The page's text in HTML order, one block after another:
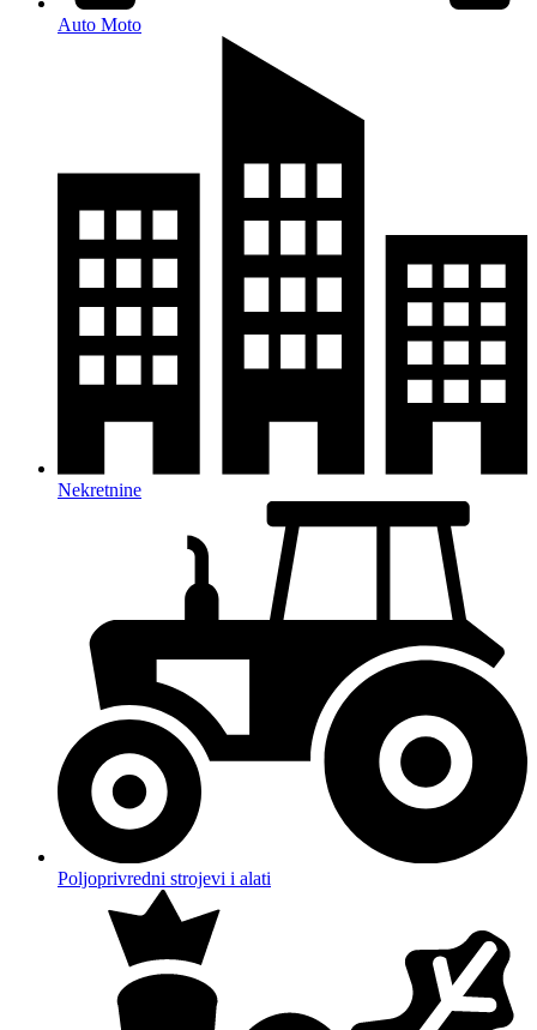
Auto Moto
Nekretnine
Poljoprivredni strojevi i alati